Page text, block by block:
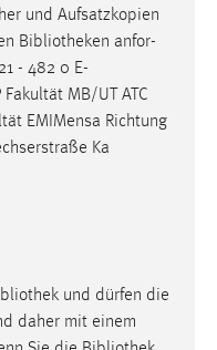
und Aufsatzkopien
Bibliotheken anfor-
- 482 0 E-
MB/UT ATC
EMIMensa Richtung
Ka
und dürfen die
daher mit einem